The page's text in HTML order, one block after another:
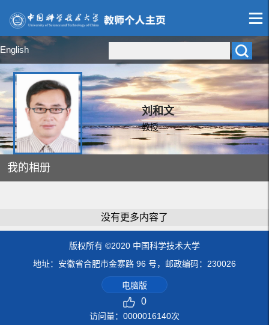
English
刘和文
教授
我的相册
没有更多内容了
版权所有 ©2020 中国科学技术大学
地址：安徽省合肥市金寨路 96 号，邮政编码：230026
电脑版
0
访问量： 0000016140次